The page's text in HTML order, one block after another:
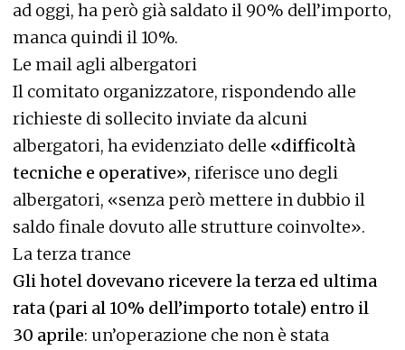
ad oggi, ha però già saldato il 90% dell’importo,
manca quindi il 10%.
Le mail agli albergatori
Il comitato organizzatore, rispondendo alle
richieste di sollecito inviate da alcuni
albergatori, ha evidenziato delle «difficoltà
tecniche e operative», riferisce uno degli
albergatori, «senza però mettere in dubbio il
saldo finale dovuto alle strutture coinvolte».
La terza trance
Gli hotel dovevano ricevere la terza ed ultima
rata (pari al 10% dell’importo totale) entro il
30 aprile: un’operazione che non è stata